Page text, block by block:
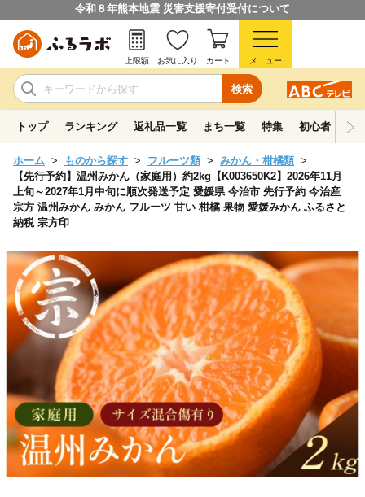
令和８年熊本地震 災害支援寄付受付について
検索
上限額 お気に入り カート メニュー
トップ ランキング 返礼品一覧 まち一覧 特集 初心者ガイド
ホーム ものから探す フルーツ類
みかん・柑橘類
【先行予約】温州みかん（家庭用）約2kg【K003650K2】2026年11月
上旬～2027年1月中旬に順次発送予定 愛媛県 今治市 先行予約 今治産
宗方 温州みかん みかん フルーツ 甘い 柑橘 果物 愛媛みかん ふるさと
納税 宗方印